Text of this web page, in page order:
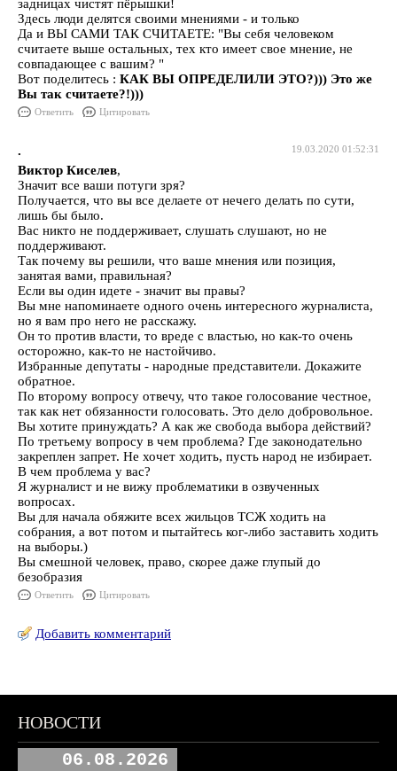
задницах чистят пёрышки!
Здесь люди делятся своими мнениями - и только
Да и ВЫ САМИ ТАК СЧИТАЕТЕ: "Вы себя человеком
считаете выше остальных, тех кто имеет свое мнение, не
совпадающее с вашим? "
Вот поделитесь : КАК ВЫ ОПРЕДЕЛИЛИ ЭТО?))) Это же
Вы так считаете?!)))
Ответить Цитировать
19.03.2020 01:52:31
.
Виктор Киселев,
Значит все ваши потуги зря?
Получается, что вы все делаете от нечего делать по сути,
лишь бы было.
Вас никто не поддерживает, слушать слушают, но не
поддерживают.
Так почему вы решили, что ваше мнения или позиция,
занятая вами, правильная?
Если вы один идете - значит вы правы?
Вы мне напоминаете одного очень интересного журналиста,
но я вам про него не расскажу.
Он то против власти, то вреде с властью, но как-то очень
осторожно, как-то не настойчиво.
Избранные депутаты - народные представители. Докажите
обратное.
По второму вопросу отвечу, что такое голосование честное,
так как нет обязанности голосовать. Это дело добровольное.
Вы хотите принуждать? А как же свобода выбора действий?
По третьему вопросу в чем проблема? Где законодательно
закреплен запрет. Не хочет ходить, пусть народ не избирает.
В чем проблема у вас?
Я журналист и не вижу проблематики в озвученных
вопросах.
Вы для начала обяжите всех жильцов ТСЖ ходить на
собрания, а вот потом и пытайтесь ког-либо заставить ходить
на выборы.)
Вы смешной человек, право, скорее даже глупый до
безобразия
Ответить Цитировать
Добавить комментарий
НОВОСТИ
06.08.2026